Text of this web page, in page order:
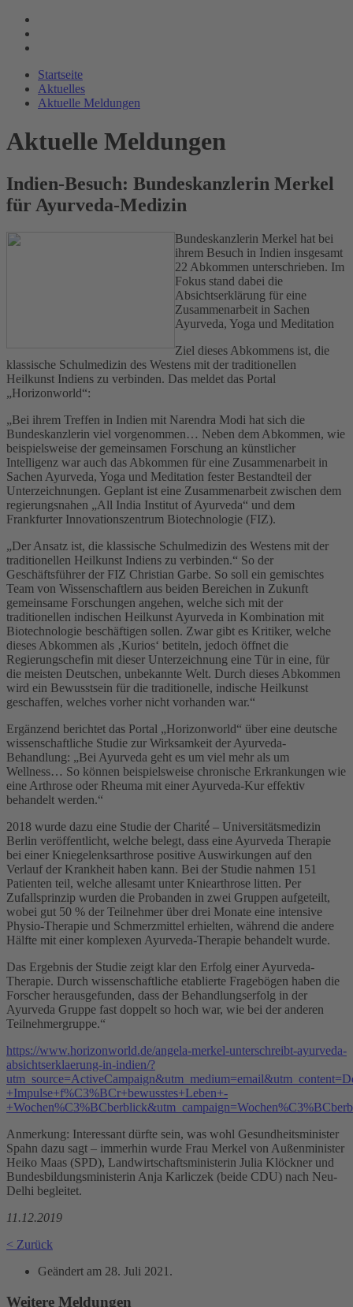
Startseite
Aktuelles
Aktuelle Meldungen
Aktuelle Meldungen
Indien-Besuch: Bundeskanzlerin Merkel
für Ayurveda-Medizin
Bundeskanzlerin Merkel hat bei
ihrem Besuch in Indien insgesamt
22 Abkommen unterschrieben. Im
Fokus stand dabei die
Absichtserklärung für eine
Zusammenarbeit in Sachen
Ayurveda, Yoga und Meditation
Ziel dieses Abkommens ist, die
klassische Schulmedizin des Westens mit der traditionellen
Heilkunst Indiens zu verbinden. Das meldet das Portal
„Horizonworld“:
„Bei ihrem Treffen in Indien mit Narendra Modi hat sich die
Bundeskanzlerin viel vorgenommen… Neben dem Abkommen, wie
beispielsweise der gemeinsamen Forschung an künstlicher
Intelligenz war auch das Abkommen für eine Zusammenarbeit in
Sachen Ayurveda, Yoga und Meditation fester Bestandteil der
Unterzeichnungen. Geplant ist eine Zusammenarbeit zwischen dem
regierungsnahen „All India Institut of Ayurveda“ und dem
Frankfurter Innovationszentrum Biotechnologie (FIZ).
„Der Ansatz ist, die klassische Schulmedizin des Westens mit der
traditionellen Heilkunst Indiens zu verbinden.“ So der
Geschäftsführer der FIZ Christian Garbe. So soll ein gemischtes
Team von Wissenschaftlern aus beiden Bereichen in Zukunft
gemeinsame Forschungen angehen, welche sich mit der
traditionellen indischen Heilkunst Ayurveda in Kombination mit
Biotechnologie beschäftigen sollen. Zwar gibt es Kritiker, welche
dieses Abkommen als ‚Kurios‘ betiteln, jedoch öffnet die
Regierungschefin mit dieser Unterzeichnung eine Tür in eine, für
die meisten Deutschen, unbekannte Welt. Durch dieses Abkommen
wird ein Bewusstsein für die traditionelle, indische Heilkunst
geschaffen, welches vorher nicht vorhanden war.“
Ergänzend berichtet das Portal „Horizonworld“ über eine deutsche
wissenschaftliche Studie zur Wirksamkeit der Ayurveda-
Behandlung: „Bei Ayurveda geht es um viel mehr als um
Wellness… So können beispielsweise chronische Erkrankungen wie
eine Arthrose oder Rheuma mit einer Ayurveda-Kur effektiv
behandelt werden.“
2018 wurde dazu eine Studie der Charité́ – Universitätsmedizin
Berlin veröffentlicht, welche belegt, dass eine Ayurveda Therapie
bei einer Kniegelenksarthrose positive Auswirkungen auf den
Verlauf der Krankheit haben kann. Bei der Studie nahmen 151
Patienten teil, welche allesamt unter Kniearthrose litten. Per
Zufallsprinzip wurden die Probanden in zwei Gruppen aufgeteilt,
wobei gut 50 % der Teilnehmer über drei Monate eine intensive
Physio-Therapie und Schmerzmittel erhielten, während die andere
Hälfte mit einer komplexen Ayurveda-Therapie behandelt wurde.
Das Ergebnis der Studie zeigt klar den Erfolg einer Ayurveda-
Therapie. Durch wissenschaftliche etablierte Fragebögen haben die
Forscher herausgefunden, dass der Behandlungserfolg in der
Ayurveda Gruppe fast doppelt so hoch war, wie bei der anderen
Teilnehmergruppe.“
https://www.horizonworld.de/angela-merkel-unterschreibt-ayurveda-
absichtserklaerung-in-indien/?
+Impulse+f%C3%BCr+bewusstes+Leben+-
Anmerkung: Interessant dürfte sein, was wohl Gesundheitsminister
Spahn dazu sagt – immerhin wurde Frau Merkel von Außenminister
Heiko Maas (SPD), Landwirtschaftsministerin Julia Klöckner und
Bundesbildungsministerin Anja Karliczek (beide CDU) nach Neu-
Delhi begleitet.
11.12.2019
< Zurück
Geändert am 28. Juli 2021 .
Weitere Meldungen